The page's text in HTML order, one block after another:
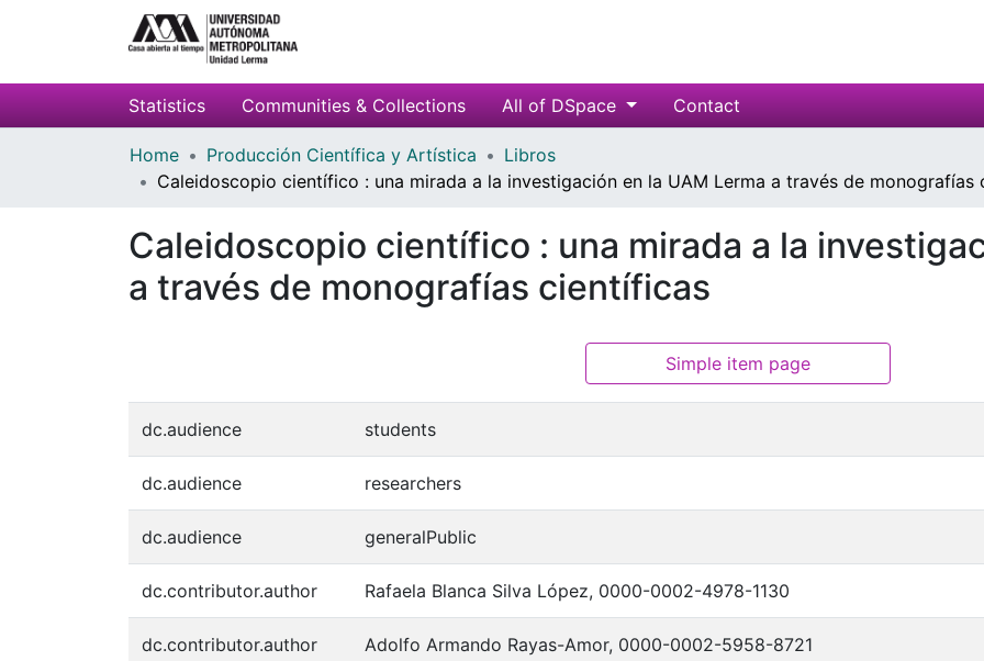
Statistics Communities & Collections All of DSpace Contact
Home Producción Científica y Artística
Libros
Caleidoscopio científico : una mirada a la investigación en la UAM Lerma a través de monografías
Caleidoscopio científico : una mirada a la
a través de monografías científicas
Simple item page
dc.audience students
dc.audience researchers
dc.audience generalPublic
dc.contributor.author Rafaela Blanca Silva López, 0000-0002-4978-1130
dc.contributor.author Adolfo Armando Rayas-Amor, 0000-0002-5958-8721